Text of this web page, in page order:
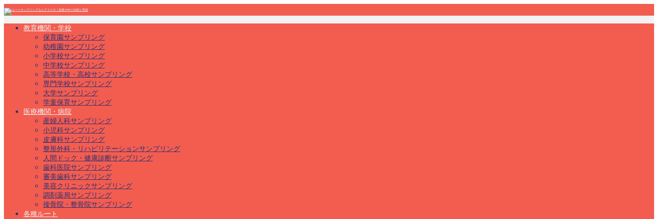
教育機関・学校
保育園サンプリング
幼稚園サンプリング
小学校サンプリング
中学校サンプリング
高等学校・高校サンプリング
専門学校サンプリング
大学サンプリング
学童保育サンプリング
医療機関・病院
産婦人科サンプリング
小児科サンプリング
皮膚科サンプリング
整形外科・リハビリテーションサンプリング
人間ドック・健康診断サンプリング
歯科医院サンプリング
審美歯科サンプリング
美容クリニックサンプリング
調剤薬局サンプリング
接骨院・整骨院サンプリング
各種ルート